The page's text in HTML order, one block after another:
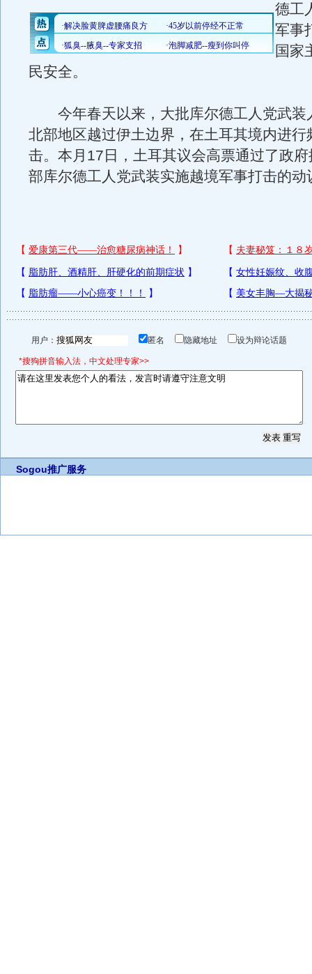
德工
军事
国家
民安全。
今年春天以来，大批库尔德工人党武装
北部地区越过伊土边界，在土耳其境内进行
击。本月17日，土耳其议会高票通过了政
部库尔德工人党武装实施越境军事打击的动
用户： 匿名 隐藏地址 设为辩论话题
*搜狗拼音输入法，中文处理专家>>
Sogou推广服务